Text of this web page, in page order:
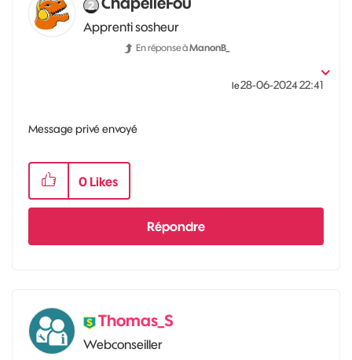
Apprenti sosheur
En réponse àManonB_
le‎28-06-202422:41
Message privé envoyé
0 Likes
Répondre
Thomas_S
Webconseiller